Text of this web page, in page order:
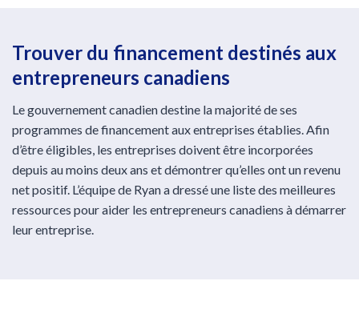
Trouver du financement destinés aux
entrepreneurs canadiens
Le gouvernement canadien destine la majorité de ses
programmes de financement aux entreprises établies. Afin
d’être éligibles, les entreprises doivent être incorporées
depuis au moins deux ans et démontrer qu’elles ont un revenu
net positif. L’équipe de Ryan a dressé une liste des meilleures
ressources pour aider les entrepreneurs canadiens à démarrer
leur entreprise.